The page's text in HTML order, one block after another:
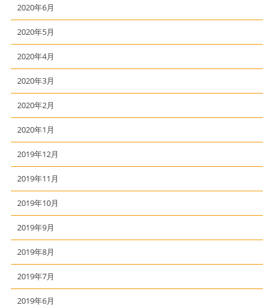
2020年6月
2020年5月
2020年4月
2020年3月
2020年2月
2020年1月
2019年12月
2019年11月
2019年10月
2019年9月
2019年8月
2019年7月
2019年6月